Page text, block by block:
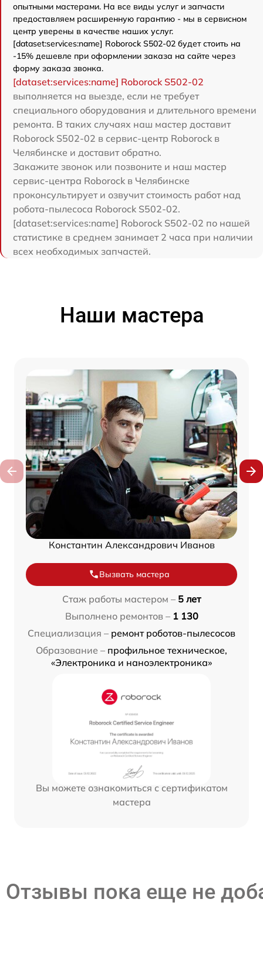
опытными мастерами. На все виды услуг и запчасти
предоставляем расширенную гарантию - мы в сервисном
центр уверены в качестве наших услуг.
[dataset:services:name] Roborock S502-02 будет стоить на
-15% дешевле при оформлении заказа на сайте через
форму заказа звонка.
[dataset:services:name] Roborock S502-02
выполняется на выезде, если не требует
специального оборудования и длительного времени
ремонта. В таких случаях наш мастер доставит
Roborock S502-02 в сервис-центр Roborock в
Челябинске и доставит обратно.
Закажите звонок или позвоните и наш мастер
сервис-центра Roborock в Челябинске
проконсультирует и озвучит стоимость работ над
робота-пылесоса Roborock S502-02.
[dataset:services:name] Roborock S502-02 по нашей
статистике в среднем занимает 2 часа при наличии
всех необходимых запчастей.
Наши мастера
Константин Александрович Иванов
Вызвать мастера
Стаж работы мастером – 5 лет
Выполнено ремонтов – 1 130
Специализация – ремонт роботов-пылесосов
Образование – профильное техническое,
«Электроника и наноэлектроника»
Вы можете ознакомиться с сертификатом
мастера
Отзывы пока еще не